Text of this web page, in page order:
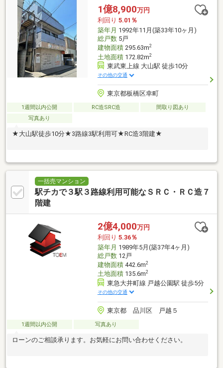
1億8,900万円
利回り 5.01％
築年月 1992年11月(築33年10ヶ月)
総戸数5戸
建物面積295.63m2
土地面積172.82m2
東武東上線 大山駅 徒歩10分
その他の交通
東京都板橋区幸町
1週間以内公開 RC造SRC造
間取り図あり
写真あり
★大山駅徒歩10分★3路線3駅利用可★RC造3階建★
一括売マンション
駅チカで３駅３路線利用可能なＳＲＣ・ＲＣ造７
階建
2億4,000万円
利回り 5.36％
築年月 1989年5月(築37年4ヶ月)
総戸数12戸
建物面積442.6m2
土地面積135.6m2
東急大井町線 戸越公園駅 徒歩5分
その他の交通
東京都 品川区 戸越５
1週間以内公開 写真あり
ローンのご相談承ります。お気軽にお問い合わせください。